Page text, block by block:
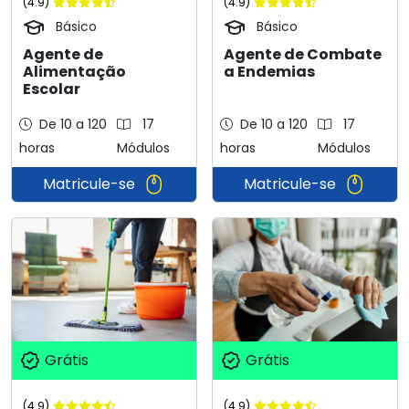
Básico
Agente de
Alimentação
Escolar
De 10 a 120
horas
17
Módulos
Matricule-se
Básico
Agente de Combate
a Endemias
De 10 a 120
horas
17
Módulos
Matricule-se
Grátis
(4.9)
Grátis
(4.9)